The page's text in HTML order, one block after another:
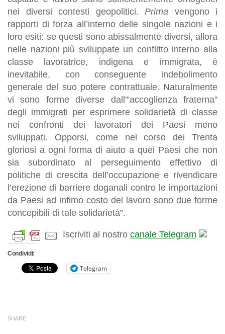
nei diversi contesti geopolitici. Prima vengono i
rapporti di forza all’interno delle singole nazioni e i
loro esiti: se questi sono abissalmente diversi, allora
nelle nazioni più sviluppate un conflitto interno alla
classe lavoratrice, indigena e immigrata, è
inevitabile, con conseguente indebolimento
generale del suo potere contrattuale. Naturalmente
vi sono forme diverse dall'”accoglienza fraterna”
degli immigrati per esprimere solidarietà di classe
nei confronti dei lavoratori dei Paesi meno
sviluppati. Opporsi, come nel corso dei Trenta
gloriosi a ogni forma di aiuto a quei Paesi che non
sia subordinato al perseguimento effettivo di
politiche di crescita dell’occupazione e rivendicare
l’erezione di barriere doganali contro le importazioni
da Paesi ad infimo costo del lavoro sono due forme
concepibili di tale solidarietà”.
Iscriviti al nostro canale Telegram
Condividi:
Telegram
SHARE